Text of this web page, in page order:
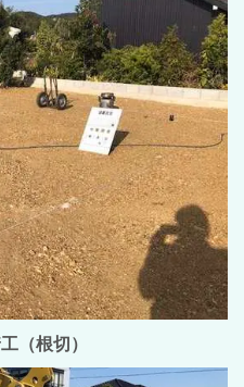
（根切）